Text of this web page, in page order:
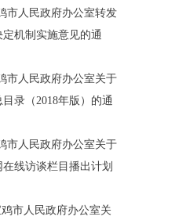
市人民政府办公室转发
机制实施意见的通
市人民政府办公室关于
录（2018年版）的通
市人民政府办公室关于
线访谈栏目播出计划
市人民政府办公室关